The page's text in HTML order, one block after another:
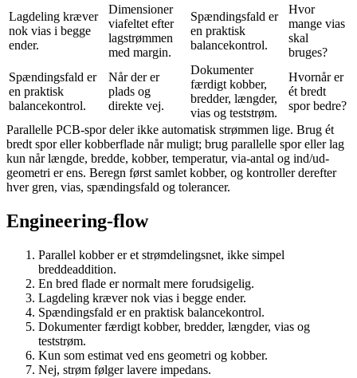
Lagdeling kræver
nok vias i begge
ender.
Dimensioner
viafeltet efter
lagstrømmen
med margin.
Spændingsfald er
en praktisk
balancekontrol.
Hvor
mange vias
skal
bruges?
Spændingsfald er
en praktisk
balancekontrol.
Når der er
plads og
direkte vej.
Dokumenter
færdigt kobber,
bredder, længder,
vias og teststrøm.
Hvornår er
ét bredt
spor bedre?
Parallelle PCB-spor deler ikke automatisk strømmen lige. Brug ét
bredt spor eller kobberflade når muligt; brug parallelle spor eller lag
kun når længde, bredde, kobber, temperatur, via-antal og ind/ud-
geometri er ens. Beregn først samlet kobber, og kontroller derefter
hver gren, vias, spændingsfald og tolerancer.
Engineering-flow
Parallel kobber er et strømdelingsnet, ikke simpel
breddeaddition.
En bred flade er normalt mere forudsigelig.
Lagdeling kræver nok vias i begge ender.
Spændingsfald er en praktisk balancekontrol.
Dokumenter færdigt kobber, bredder, længder, vias og
teststrøm.
Kun som estimat ved ens geometri og kobber.
Nej, strøm følger lavere impedans.